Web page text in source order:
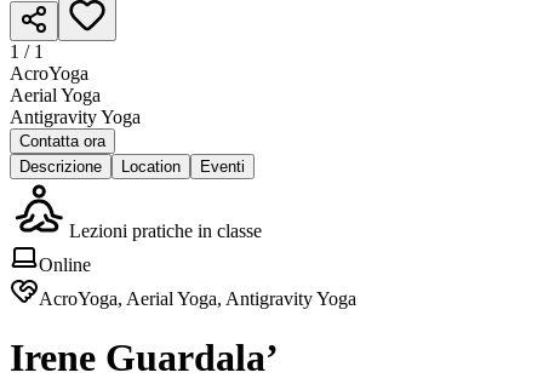
1 / 1
AcroYoga
Aerial Yoga
Antigravity Yoga
Contatta ora
Descrizione
Location Eventi
Lezioni pratiche in classe
Online
AcroYoga, Aerial Yoga, Antigravity Yoga
Irene Guardala’